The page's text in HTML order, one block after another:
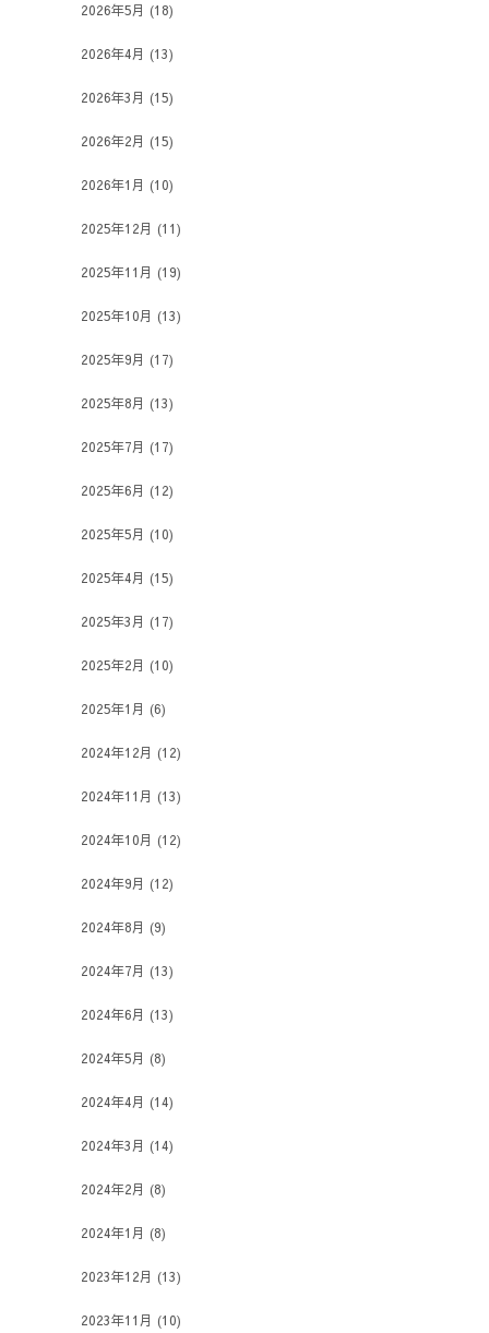
2026年5月 (18)
2026年4月 (13)
2026年3月 (15)
2026年2月 (15)
2026年1月 (10)
2025年12月 (11)
2025年11月 (19)
2025年10月 (13)
2025年9月 (17)
2025年8月 (13)
2025年7月 (17)
2025年6月 (12)
2025年5月 (10)
2025年4月 (15)
2025年3月 (17)
2025年2月 (10)
2025年1月 (6)
2024年12月 (12)
2024年11月 (13)
2024年10月 (12)
2024年9月 (12)
2024年8月 (9)
2024年7月 (13)
2024年6月 (13)
2024年5月 (8)
2024年4月 (14)
2024年3月 (14)
2024年2月 (8)
2024年1月 (8)
2023年12月 (13)
2023年11月 (10)